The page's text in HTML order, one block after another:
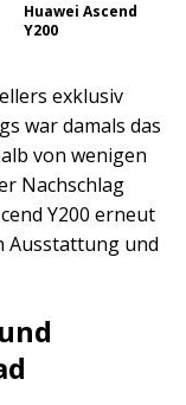
Huawei Ascend
Y200
exklusiv
war damals das
von wenigen
Nachschlag
Y200 erneut
Ausstattung und